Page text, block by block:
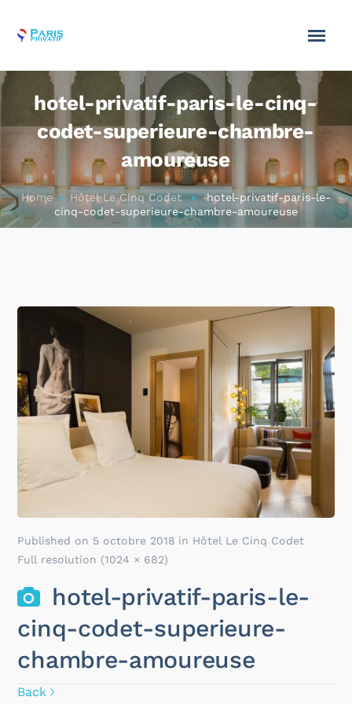
hotel-privatif-paris-le-cinq-
codet-superieure-chambre-
amoureuse
Home Hôtel Le Cinq Codet
hotel-privatif-paris-le-
cinq-codet-superieure-chambre-amoureuse
Published on 5 octobre 2018 in Hôtel Le Cinq Codet
Full resolution (1024 × 682)
hotel-privatif-paris-le-
cinq-codet-superieure-
chambre-amoureuse
Back